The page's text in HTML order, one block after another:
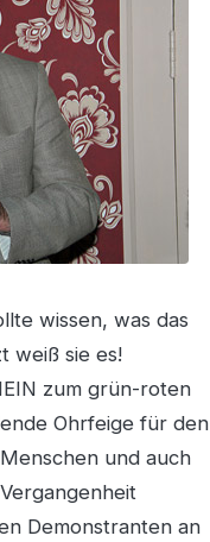
wissen, was das
weiß sie es!
zum grün-roten
Ohrfeige für den
und auch
Demonstranten an